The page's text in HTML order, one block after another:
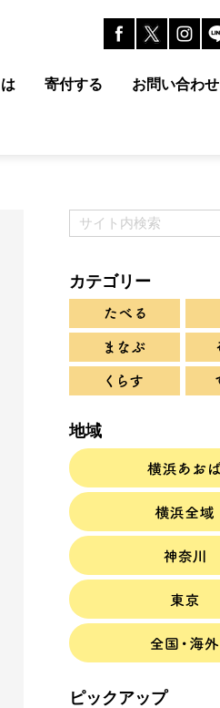
寄付する お問い合わせ
カテゴリー
地域
ピックアップ